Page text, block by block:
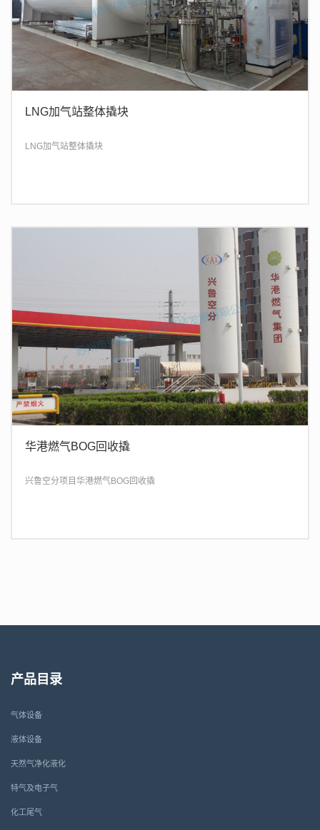
LNG加气站整体撬块
LNG加气站整体撬块
华港燃气BOG回收撬
兴鲁空分项目华港燃气BOG回收撬
产品目录
气体设备
液体设备
天然气净化液化
特气及电子气
化工尾气